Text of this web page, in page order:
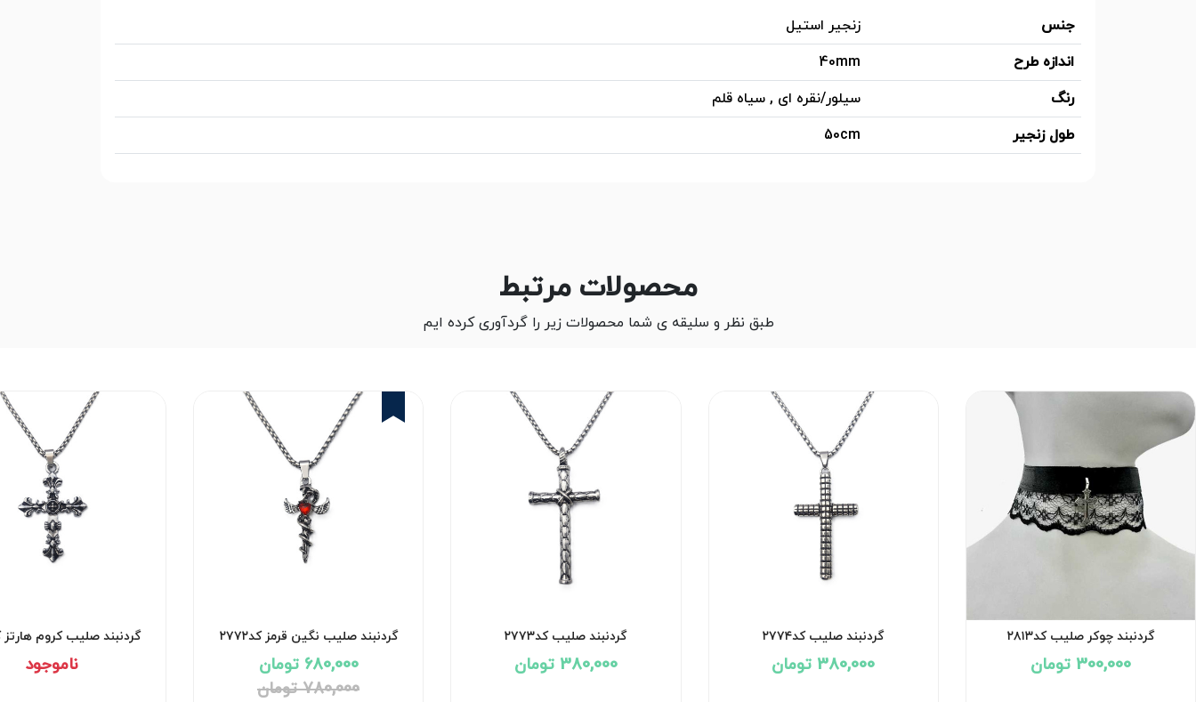
جنس
زنجیر استیل
اندازه طرح
40mm
رنگ
سیلور/نقره ای , سیاه قلم
طول زنجیر
50cm
محصولات مرتبط
طبق نظر و سلیقه ی شما محصولات زیر را گردآوری کرده ایم
گردنبند چوکر صلیب کد۲۸۱۳
300,000 تومان
گردنبند صلیب کد۲۷۷۴
380,000 تومان
گردنبند صلیب کد۲۷۷۳
380,000 تومان
گردنبند صلیب نگین قرمز کد۲۷۷۲
680,000 تومان
780,000 تومان
گردنبند صلیب کروم هارتز
ناموجود